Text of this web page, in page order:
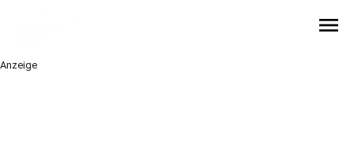
menu
Anzeige